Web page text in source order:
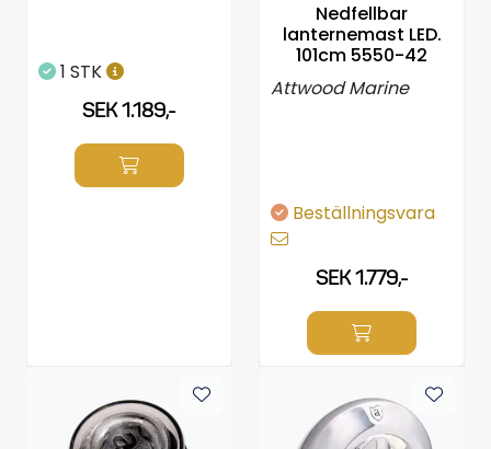
1 STK
SEK 1.189,-
Nedfellbar
lanternemast LED.
101cm 5550-42
Attwood Marine
Beställningsvara
SEK 1.779,-